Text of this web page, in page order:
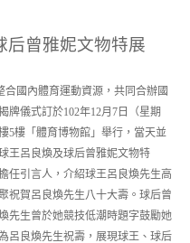
后曾雅妮文物特展
國內體育運動資源，共同合辦國
牌儀式訂於102年12月 7日
（星期
5樓「體育博物館」舉行，當天並
王呂良煥及球后曾雅妮文物特
任引言人，介紹球王呂良煥先生高
祝賀呂良煥先生八十大壽。球后曾
先生曾於她競技低潮時題字鼓勵她
呂良煥先生祝壽，展現球王、球后